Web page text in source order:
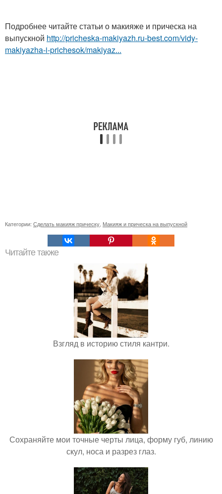
Подробнее читайте статьи о макияже и прическа на
выпускной http://pricheska-makiyazh.ru-best.com/vidy-
makiyazha-i-prichesok/makiyaz...
Категории: Сделать макияж прическу Макияж и прическа на выпускной
Читайте также
Взгляд в историю стиля кантри.
Сохраняйте мои точные черты лица, форму губ, линию
скул, носа и разрез глаз.